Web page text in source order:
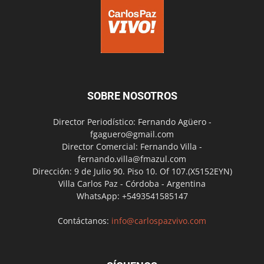
SOBRE NOSOTROS
Director Periodístico: Fernando Agüero -
fgaguero@gmail.com
Director Comercial: Fernando Villa -
fernando.villa@fmazul.com
Dirección: 9 de Julio 90. Piso 10. Of 107.(X5152EYN)
Villa Carlos Paz - Córdoba - Argentina
WhatsApp: +5493541585147
Contáctanos: info@carlospazvivo.com